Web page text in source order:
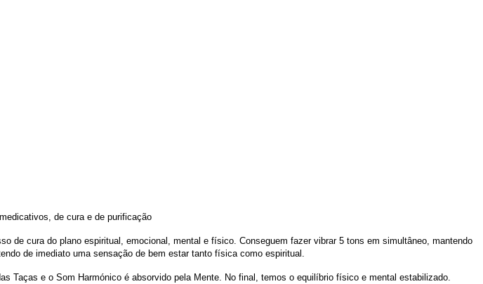
de cura e de purificação
de cura do plano espiritual, emocional, mental e físico. Conseguem fazer vibrar 5 tons em simultâneo, mantendo
de imediato uma sensação de bem estar tanto física como espiritual.
Taças e o Som Harmónico é absorvido pela Mente. No final, temos o equilíbrio físico e mental estabilizado.